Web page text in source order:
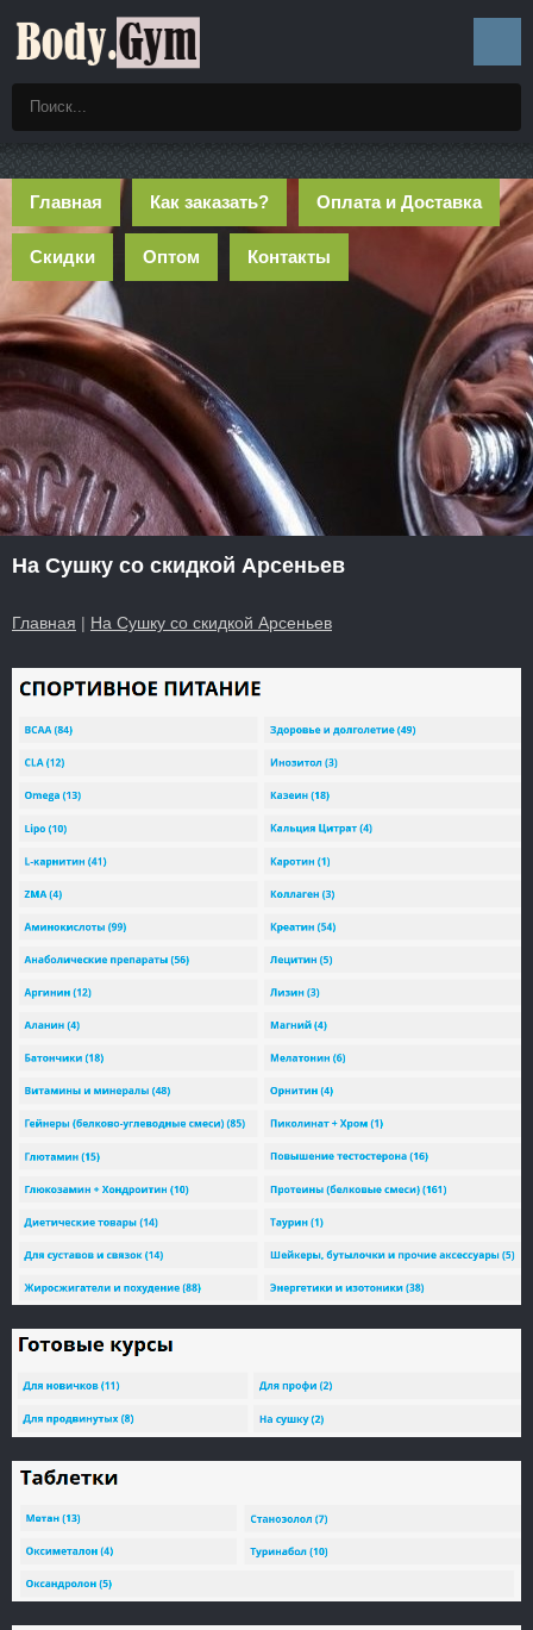
Главная Как заказать? Оплата и Доставка
Скидки Оптом Контакты
На Сушку со скидкой Арсеньев
Главная | На Сушку со скидкой Арсеньев